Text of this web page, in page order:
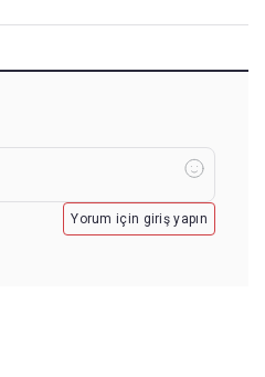
Yorum için giriş yapın